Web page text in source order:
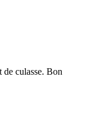
de culasse. Bon